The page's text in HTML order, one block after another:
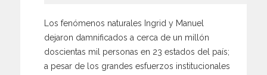
Los fenómenos naturales Ingrid y Manuel
dejaron damnificados a cerca de un millón
doscientas mil personas en 23 estados del país;
a pesar de los grandes esfuerzos institucionales